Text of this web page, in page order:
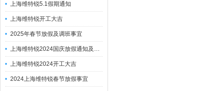
上海维特锐5.1假期通知
上海维特锐开工大吉
2025年春节放假及调班事宜
上海维特锐2024国庆放假通知及调休安排
上海维特锐2024开工大吉
2024上海维特锐春节放假事宜